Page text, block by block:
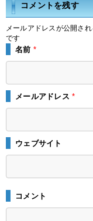
コメントを残す
メールアドレスが公開され
です
名前 *
メールアドレス*
ウェブサイト
コメント